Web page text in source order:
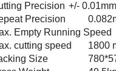
Precision +/- 0.01mm
Precision
Empty Running Speed
cutting speed
1800
Size